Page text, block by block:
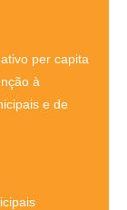
per capita
à
e de